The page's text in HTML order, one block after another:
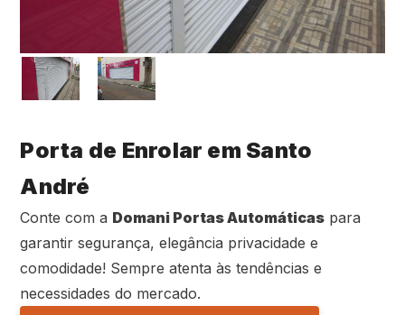
Porta de Enrolar em Santo
André
Conte com a Domani Portas Automáticas para
garantir segurança, elegância privacidade e
comodidade! Sempre atenta às tendências e
necessidades do mercado.